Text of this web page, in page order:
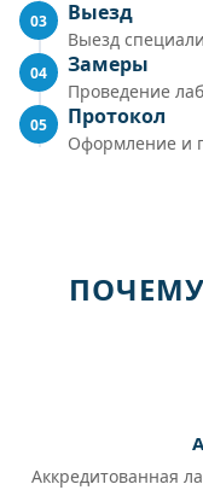
03 Выезд
Выезд
04 Замеры
Проведение
05 Протокол
Оформление и
Аккредитованная